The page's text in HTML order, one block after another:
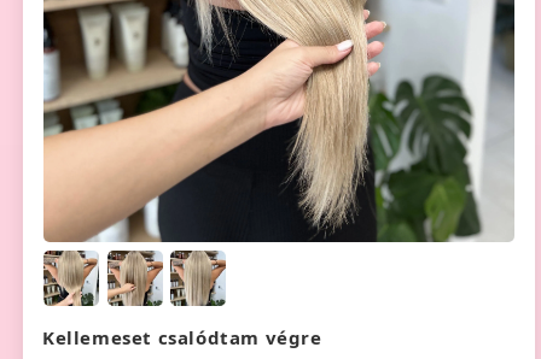
Kellemeset csalódtam végre